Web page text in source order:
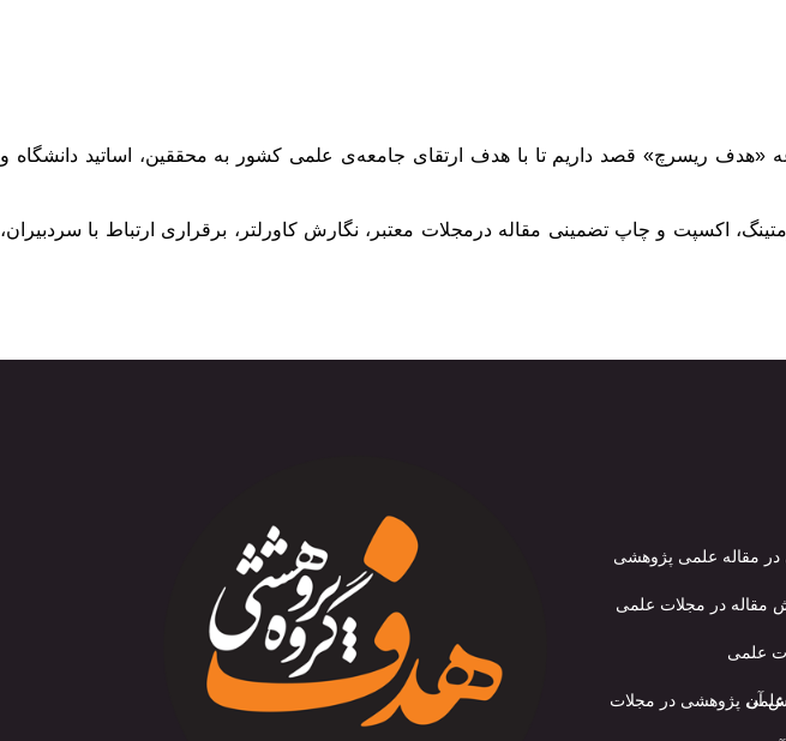
«هدف ریسرچ» قصد داریم تا با هدف ارتقای جامعه‌ی علمی کشور به محققین، اساتید دانشگاه و
اکسپت و چاپ تضمینی مقاله درمجلات معتبر، نگارش کاورلتر، برقراری ارتباط با سردبیران،
در مقاله علمی پژوهشی
مقاله در مجلات علمی
علمی
افزایش آن